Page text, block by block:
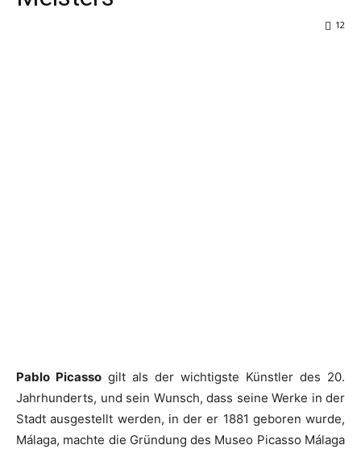
12
Pablo Picasso gilt als der wichtigste Künstler des 20.
Jahrhunderts, und sein Wunsch, dass seine Werke in der
Stadt ausgestellt werden, in der er 1881 geboren wurde,
Málaga, machte die Gründung des Museo Picasso Málaga